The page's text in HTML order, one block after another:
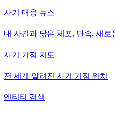
사기 대응 뉴스
내 사건과 닮은 체포, 단속, 새로
사기 거점 지도
전 세계 알려진 사기 거점 위치
엔티티 검색